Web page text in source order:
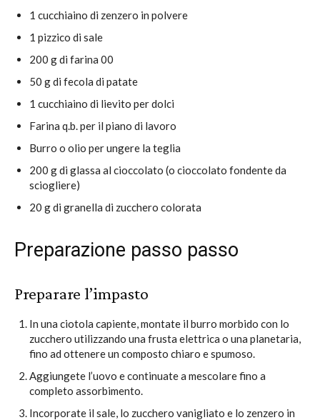
1 cucchiaino di zenzero in polvere
1 pizzico di sale
200 g di farina 00
50 g di fecola di patate
1 cucchiaino di lievito per dolci
Farina q.b. per il piano di lavoro
Burro o olio per ungere la teglia
200 g di glassa al cioccolato (o cioccolato fondente da
sciogliere)
20 g di granella di zucchero colorata
Preparazione passo passo
Preparare l’impasto
In una ciotola capiente, montate il burro morbido con lo
zucchero utilizzando una frusta elettrica o una planetaria,
fino ad ottenere un composto chiaro e spumoso.
Aggiungete l’uovo e continuate a mescolare fino a
completo assorbimento.
Incorporate il sale, lo zucchero vanigliato e lo zenzero in